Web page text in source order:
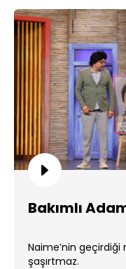
Bakımlı
Naime’nin
şaşırtmaz.